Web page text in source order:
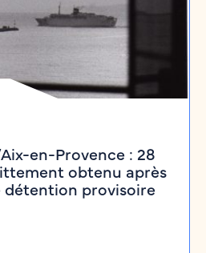
en-Provence : 28
obtenu après
détention provisoire